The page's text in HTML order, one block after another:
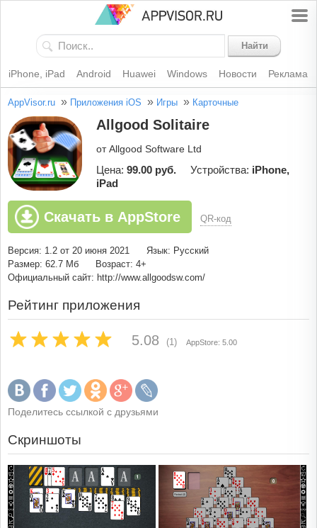
Найти
iPhone, iPad Android Huawei Windows Новости Реклама
AppVisor.ru » Приложения iOS » Игры » Карточные
Allgood Solitaire
от Allgood Software Ltd
Цена: 99.00 руб. Устройства: iPhone,
iPad
Скачать в AppStore QR-код
Версия: 1.2 от 20 июня 2021
Язык: Русский
Размер: 62.7 Мб
Возраст: 4+
Официальный сайт: http://www.allgoodsw.com/
Рейтинг приложения
5.08 (1) AppStore: 5.00
Поделитесь ссылкой с друзьями
Скриншоты